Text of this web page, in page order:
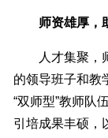
师资雄厚，
人才集聚，
的领导班子和教
“双师型”教师队
引培成果丰硕，